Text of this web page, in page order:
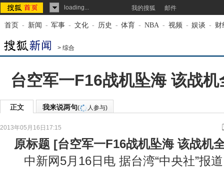
loading... 我的搜狐 邮件
首页 - 新闻 - 军事 - 文化 - 历史 - 体育 - NBA - 视频 - 娱谈 - 财
> 综合
台空军一F16战机坠海 该战
正文 我来说两句( 人参与)
2013年05月16日17:15
来源：新华网
原标题 [台空军一F16战机坠海 该战机
中新网5月16日电 据台湾“中央社”报道